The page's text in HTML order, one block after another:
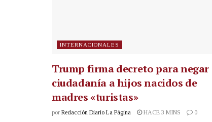
INTERNACIONALES
Trump firma decreto para negar
ciudadanía a hijos nacidos de
madres «turistas»
por Redacción Diario La Página HACE 3 MINS 0